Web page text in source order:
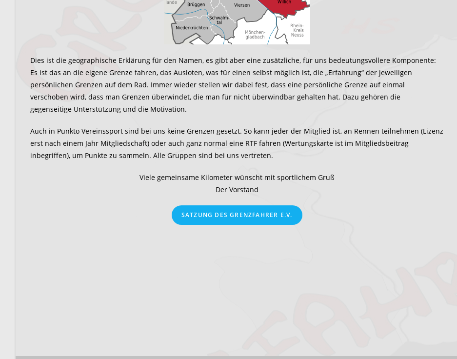
Dies ist die geographische Erklärung für den Namen, es gibt aber eine zusätzliche, für uns bedeutungsvollere Komponente:
Es ist das an die eigene Grenze fahren, das Ausloten, was für einen selbst möglich ist, die „Erfahrung“ der jeweiligen
persönlichen Grenzen auf dem Rad. Immer wieder stellen wir dabei fest, dass eine persönliche Grenze auf einmal
verschoben wird, dass man Grenzen überwindet, die man für nicht überwindbar gehalten hat. Dazu gehören die
gegenseitige Unterstützung und die Motivation.
Auch in Punkto Vereinssport sind bei uns keine Grenzen gesetzt. So kann jeder der Mitglied ist, an Rennen teilnehmen (Lizenz
erst nach einem Jahr Mitgliedschaft) oder auch ganz normal eine RTF fahren (Wertungskarte ist im Mitgliedsbeitrag
inbegriffen), um Punkte zu sammeln. Alle Gruppen sind bei uns vertreten.
Viele gemeinsame Kilometer wünscht mit sportlichem Gruß
Der Vorstand
SATZUNG DES GRENZFAHRER E.V.